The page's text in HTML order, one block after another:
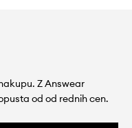
Z Answear
od od rednih cen.